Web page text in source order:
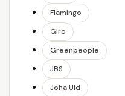
Flamingo
Giro
Greenpeople
JBS
Joha Uld